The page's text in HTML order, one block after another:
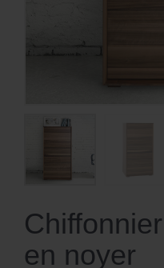
en noyer